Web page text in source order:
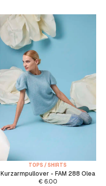
TOPS / SHIRTS
Kurzarmpullover - FAM 288 Olea
€6.00